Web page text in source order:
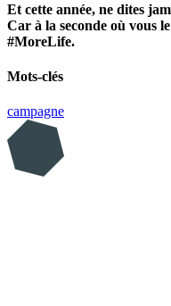
Et cette année, ne dites
Car à la seconde où vous
#MoreLife.
Mots-clés
campagne